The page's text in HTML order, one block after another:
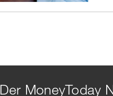
Der MoneyToday